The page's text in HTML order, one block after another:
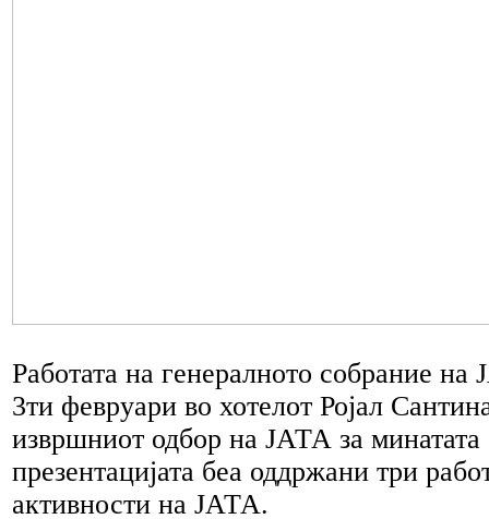
Работата на генералното собрание на
3ти февруари во хотелот Ројал
извршниот одбор на ЈАТА за
презентацијата беа оддржани три
активности на ЈАТА.